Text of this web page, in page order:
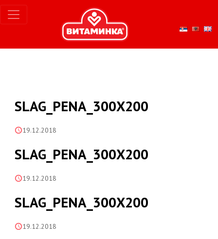
SLAG_PENA_300X200
19.12.2018
SLAG_PENA_300X200
19.12.2018
SLAG_PENA_300X200
19.12.2018